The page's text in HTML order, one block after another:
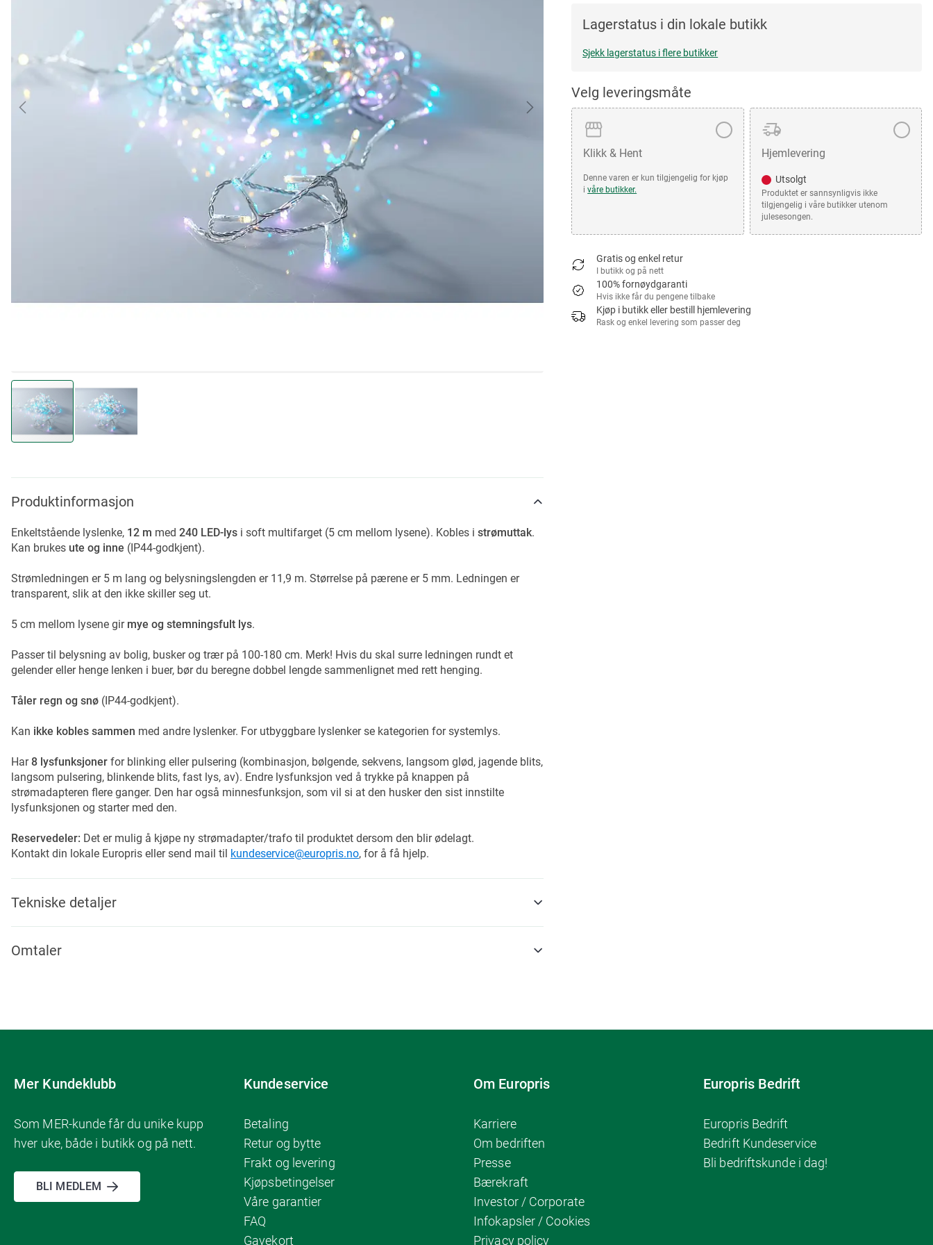
Lagerstatus i din lokale butikk
Sjekk lagerstatus i flere butikker
Velg leveringsmåte
Klikk & Hent
Denne varen er kun tilgjengelig for kjøp
ivåre butikker.
Hjemlevering
Utsolgt
Produktet er sannsynligvis ikke
tilgjengelig i våre butikker utenom
julesesongen.
Gratis og enkel retur
I butikk og på nett
100% fornøydgaranti
Hvis ikke får du pengene tilbake
Kjøp i butikk eller bestill hjemlevering
Rask og enkel levering som passer deg
the
beginning
the
images
Produktinformasjon
Enkeltstående lyslenke, 12 m med 240 LED-lys i soft multifarget (5 cm mellom lysene). Kobles i strømuttak.
Kan brukes ute og inne (IP44-godkjent).
Strømledningen er 5 m lang og belysningslengden er 11,9 m. Størrelse på pærene er 5 mm. Ledningen er
transparent, slik at den ikke skiller seg ut.
5 cm mellom lysene gir mye og stemningsfult lys.
Passer til belysning av bolig, busker og trær på 100-180 cm. Merk! Hvis du skal surre ledningen rundt et
gelender eller henge lenken i buer, bør du beregne dobbel lengde sammenlignet med rett henging.
Tåler regn og snø (IP44-godkjent).
Kan ikke kobles sammen med andre lyslenker. For utbyggbare lyslenker se kategorien for systemlys.
Har8 lysfunksjoner for blinking eller pulsering (kombinasjon, bølgende, sekvens, langsom glød, jagende blits,
langsom pulsering, blinkende blits, fast lys, av). Endre lysfunksjon ved å trykke på knappen på
strømadapteren flere ganger. Den har også minnesfunksjon, som vil si at den husker den sist innstilte
lysfunksjonen og starter med den.
Reservedeler: Det er mulig å kjøpe ny strømadapter/trafo til produktet dersom den blir ødelagt.
Kontakt din lokale Europris eller send mail til kundeservice@europris.no, for å få hjelp.
Tekniske detaljer
Omtaler
Mer Kundeklubb
Som MER-kunde får du unike kupp
hver uke, både i butikk og på nett.
BLI MEDLEM
Kundeservice
Betaling
Retur og bytte
Frakt og levering
Kjøpsbetingelser
Våre garantier
FAQ
Gavekort
Om Europris
Karriere
Om bedriften
Presse
Bærekraft
Investor / Corporate
Infokapsler / Cookies
Privacy policy
Europris Bedrift
Europris Bedrift
Bedrift Kundeservice
Bli bedriftskunde i dag!